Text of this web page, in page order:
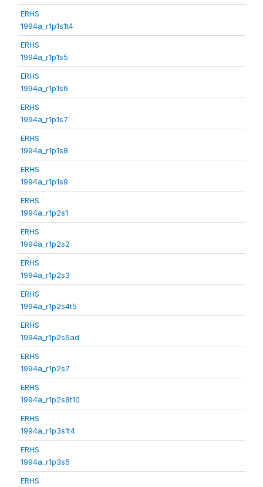
ERHS
1994a_r1p1s1t4
ERHS
1994a_r1p1s5
ERHS
1994a_r1p1s6
ERHS
1994a_r1p1s7
ERHS
1994a_r1p1s8
ERHS
1994a_r1p1s9
ERHS
1994a_r1p2s1
ERHS
1994a_r1p2s2
ERHS
1994a_r1p2s3
ERHS
1994a_r1p2s4t5
ERHS
1994a_r1p2s6ad
ERHS
1994a_r1p2s7
ERHS
1994a_r1p2s8t10
ERHS
1994a_r1p3s1t4
ERHS
1994a_r1p3s5
ERHS